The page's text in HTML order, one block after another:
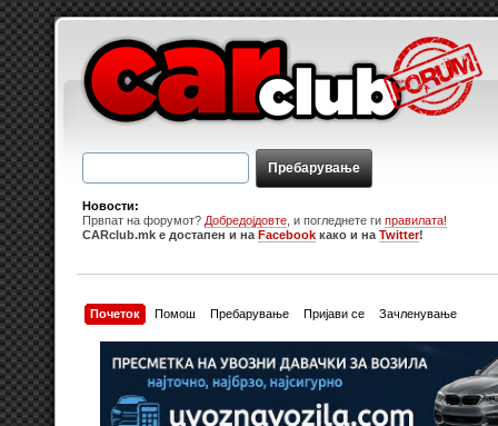
Новости:
Првпат на форумот? Добредојдовте , и погледнете ги правилата!
CARclub.mk е достапен и на Facebook како и на Twitter!
Почеток Помош Пребарување Пријави се Зачленување